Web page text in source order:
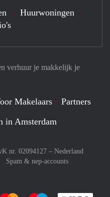
verhuur je makkelijk je
Makelaars
Partners
in Amsterdam
nr. 02094127 – Nederland
Spam & nep-accounts
Huurwoningen